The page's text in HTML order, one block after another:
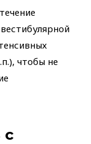
чтобы не
с